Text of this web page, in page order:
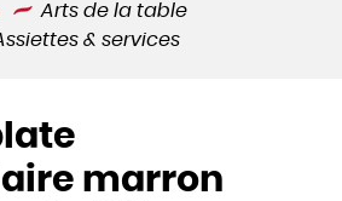
Arts de la table
& services
marron